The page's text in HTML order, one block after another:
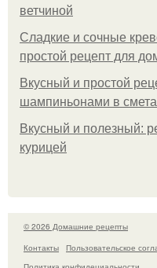
ветчиной
Сладкие и сочные
простой рецепт для
Вкусный и простой
шампиньонами в
Вкусный и полезный:
курицей
© 2026 Домашние рецепты
Контакты
Пользовательское